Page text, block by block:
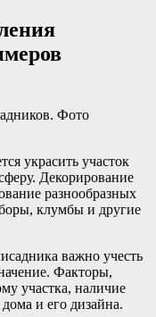
украсить участок
Декорирование
разнообразных
клумбы и другие
важно учесть
Факторы,
участка, наличие
и его дизайна.